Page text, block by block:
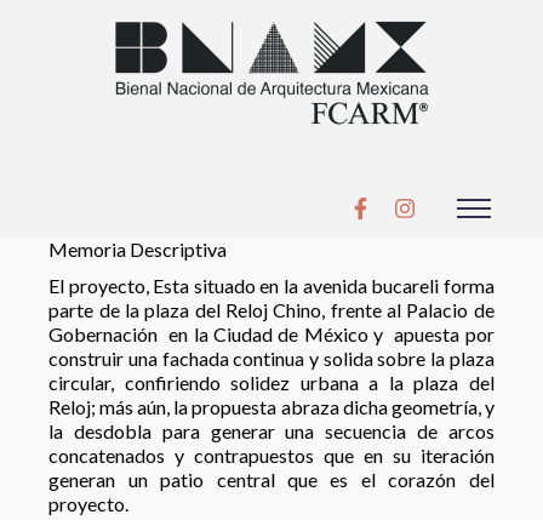
Memoria Descriptiva
El proyecto, Esta situado en la avenida bucareli forma
parte de la plaza del Reloj Chino, frente al Palacio de
Gobernación en la Ciudad de México y apuesta por
construir una fachada continua y solida sobre la plaza
circular, confiriendo solidez urbana a la plaza del
Reloj; más aún, la propuesta abraza dicha geometría, y
la desdobla para generar una secuencia de arcos
concatenados y contrapuestos que en su iteración
generan un patio central que es el corazón del
proyecto.